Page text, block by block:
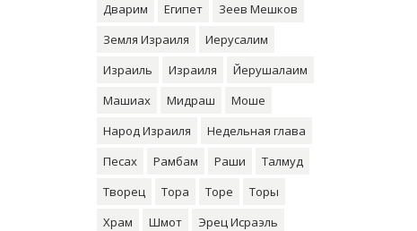
Дварим
Египет
Зеев Мешков
Земля Израиля
Иерусалим
Израиль
Израиля
Йерушалаим
Машиах
Мидраш
Моше
Народ Израиля
Недельная глава
Песах
Рамбам Раши
Талмуд
Творец
Тора Торе
Торы
Храм
Шмот
Эрец Исраэль